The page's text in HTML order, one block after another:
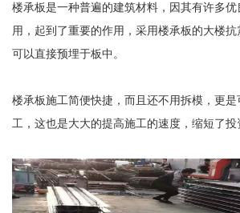
楼承板是一种普遍的建筑材料，因其有许多
用，起到了重要的作用，采用楼承板的大楼
可以直接预埋于板中。
楼承板施工简便快捷，而且还不用拆模，更
工，这也是大大的提高施工的速度，缩短了投